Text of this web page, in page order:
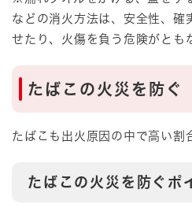
などの消火方法は、安全性、確
せたり、火傷を負う危険がとも
たばこの火災を防ぐ
たばこも出火原因の中で高い割
たばこの火災を防ぐポ